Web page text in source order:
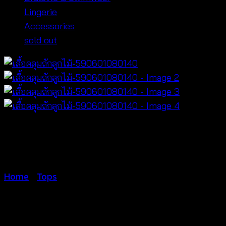
Lingerie
Accessories
sold out
Home Tops